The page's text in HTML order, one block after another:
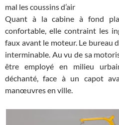
mal les coussins d’air
Quant à la cabine à fond
confortable, elle contraint les
faux avant le moteur. Le bureau
interminable. Au vu de sa
être employé en milieu
déchanté, face à un capot
manœuvres en ville.